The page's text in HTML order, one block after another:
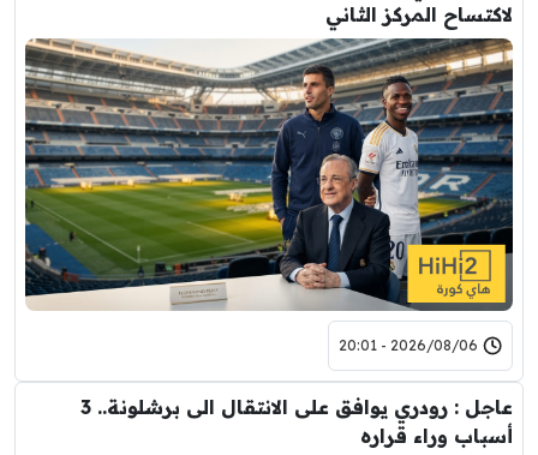
لاكتساح المركز الثاني
2026/08/06 - 20:01
عاجل : رودري يوافق على الانتقال الى برشلونة.. 3
أسباب وراء قراره